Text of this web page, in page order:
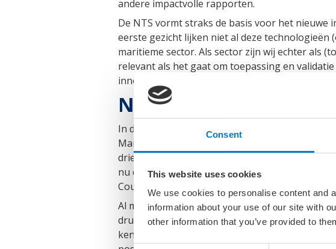
Consent
This website uses cookies
We use cookies to personalise content and
information about your use of our site with
other information that you’ve provided to
andere impactvolle rapporten.
De NTS vormt straks de basis voor het
eerste gezicht lijken niet al deze technologieën
maritieme sector. Als sector zijn wij echter als
relevant als het gaat om toepassing en
innovatieagenda wordt op dit moment gemaakt
Nieuwe innovatieraad
In de nieuwe governance is de Innovation
Maritiem. Er is nu onder het ministerie van
drie zetels heeft weten te bemachtigen en
nu de programmaraad geworden die de
Council een vergelijkbare rol als voorheen
Al met al een complexe en ingrijpende
druk in dit hele proces is hoog. Nederland
kennisinstellingen zijn zowel in het proces van